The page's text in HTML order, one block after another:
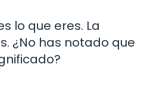
lo que eres. La
¿No has notado que